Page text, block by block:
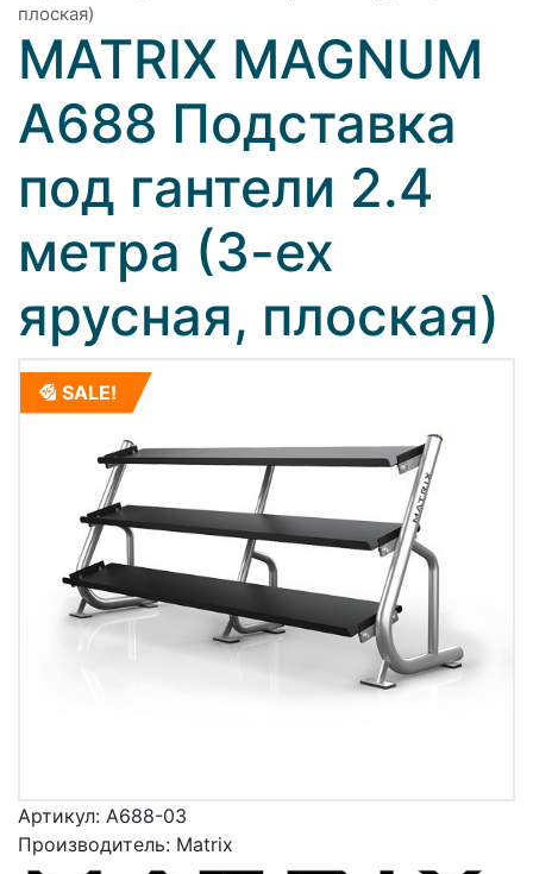
плоская)
MATRIX MAGNUM
A688 Подставка
под гантели 2.4
метра (3-ех
ярусная, плоская)
SALE!
Артикул: A688-03
Производитель: Matrix